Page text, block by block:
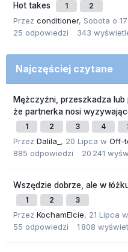
Hot takes 1 2
Przez conditioner, Sobota o
25 odpowiedzi 343
Najczęściej czytane
Mężczyźni, przeszkadza lub
że partnerka nosi
1 2 3 4
Przez Dalila_ , 20 Lipca w Off-
885 odpowiedzi 20 241
Wszędzie dobrze, ale w
1 2 3
Przez KochamElcie, 21 Lipca w
55 odpowiedzi 1 808